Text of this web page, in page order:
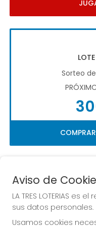
Sorteo
Aviso de
LA TRES LOTERIAS
sus datos personales.
Usamos cookies